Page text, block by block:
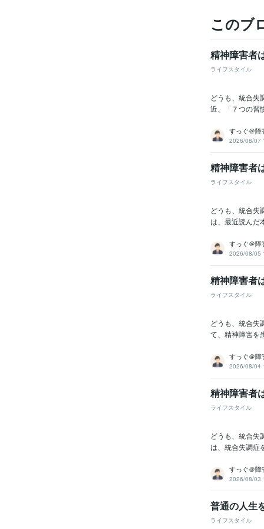
このブ
精神障害者
ライフスタイル
どうも、統合失
近、「７つの習
すっぐ＠障
2026/08/07
精神障害者
ライフスタイル
どうも、統合失
は、最近読んだ
すっぐ＠障
2026/08/05
精神障害者
ライフスタイル
どうも、統合失
て、精神障害を
すっぐ＠障
2026/08/04
精神障害者
ライフスタイル
どうも、統合失
は、統合失調症
すっぐ＠障
2026/08/03
普通の人生
ライフスタイル